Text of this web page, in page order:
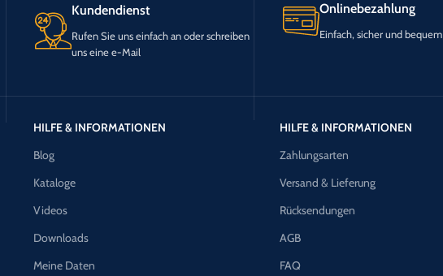
Kundendienst
Rufen Sie uns einfach an oder schreiben
uns eine e-Mail
Onlinebezahlung
Einfach, sicher und bequem
HILFE & INFORMATIONEN
Blog
Kataloge
Videos
Downloads
Meine Daten
HILFE & INFORMATIONEN
Zahlungsarten
Versand & Lieferung
Rücksendungen
AGB
FAQ